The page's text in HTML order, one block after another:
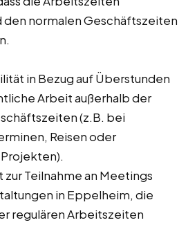
normalen Geschäftszeiten
in Bezug auf Überstunden
Arbeit außerhalb der
(z.B. bei
Reisen oder
Teilnahme an Meetings
in Eppelheim, die
regulären Arbeitszeiten